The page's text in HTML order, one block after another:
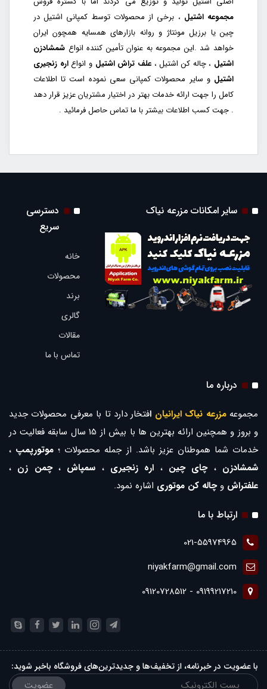
مجموعه اشتیل ، برخی از محصولات توسط کمپانی اشتیل در
چین یا برزیل مونتاژ و روانه بازارهای همسایه همچون ایران
خواهد شد .این مجموعه به عنوان تأمین کننده انواع شمشادزن
اشتیل ، چاله کن اشتیل ، علف تراش اشتیل و انواعاره زنجیری
اشتیل و سایر محصولات کمپانی سعی نموده است تا اطلاعات
کامل را جهت ارائه خدمات بهتر در اختیار مشتریان عزیز قرار دهد
. جهت کسب اطلاعات بیشتر با ما تماس حاصل فرمائید .
سایر امکانات مزرعه نیاک
دسترسی
سریع
خانه
محصولات
برند
گالری
مقالات
تماس با ما
درباره ما
مجموعهمزرعه نیاک ایرانیان افتخار دارد تا با معرفی محصولات جدید
و بروز و همچنین ارائه بهترین ها با بیش از 15 سال سابقه فعالیت در
خدمات شما هموطنان عزیز باشد. از جمله محصولات ؛ موتورپمپ ،
شمشادزن ،چای چین ، اره زنجیری ، سمپاش ،چمن زن ،
علفتراش وچاله کن موتوری اشاره نمود.
ارتباط با ما
021-55974965
niyakfarm@gmail.com
09199217210 - 09120728512
با عضویت در خبرنامه، از تخفیف‌ها و جدیدترین‌های فروشگاه باخبر شوید:
عضویت